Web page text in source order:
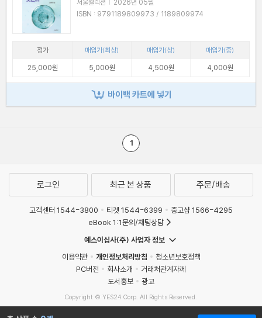
서울셀렉션 | 2026년 05월
ISBN : 9791189809973 / 1189809974
정가 매입가(최상) 매입가(상)
매입가(중)
25,000원
5,000원 4,500원 4,000원
바이백 카트에 넣기
1
로그인 최근 본 상품 주문/배송
고객센터 1544-3800 티켓 1544-6399
중고샵 1566-4295
eBook 1:1문의/채팅상담
예스이십사(주) 사업자 정보
이용약관
개인정보처리방침
청소년보호정책
PC버전
회사소개
거래처관계자께
도서홍보
광고
Copyright © YES24 Corp. All Rights Reserved.
MATOM9